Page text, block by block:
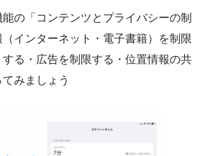
の「コンテンツとプライバシーの制
インターネット・電子書籍）を制限
する・広告を制限する・位置情報の共
みましょう